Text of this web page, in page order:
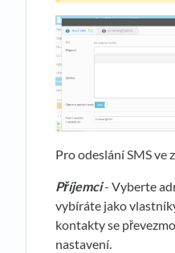
Pro odeslání SMS ve
Příjemci- Vyberte
vybíráte jako
kontakty se
nastavení.